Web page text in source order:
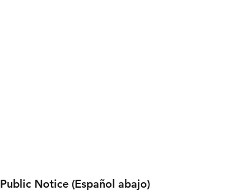
Public Notice (Español abajo)